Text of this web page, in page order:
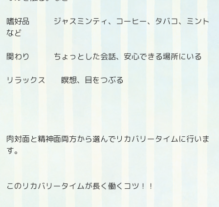
嗜好品 ジャスミンティ、コーヒー、タバコ、ミント
など
関わり ちょっとした会話、安心できる場所にいる
リラックス 瞑想、目をつぶる
肉対面と精神面両方から選んでリカバリータイムに行いま
す。
このリカバリータイムが長く働くコツ！！